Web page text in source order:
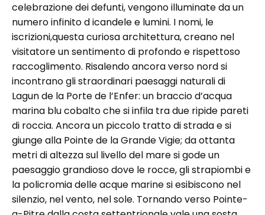
celebrazione dei defunti, vengono illuminate da un
numero infinito d icandele e lumini. I nomi, le
iscrizioni,questa curiosa architettura, creano nel
visitatore un sentimento di profondo e rispettoso
raccoglimento. Risalendo ancora verso nord si
incontrano gli straordinari paesaggi naturali di
Lagun de la Porte de l’Enfer: un braccio d’acqua
marina blu cobalto che si infila tra due ripide pareti
di roccia. Ancora un piccolo tratto di strada e si
giunge alla Pointe de la Grande Vigie; da ottanta
metri di altezza sul livello del mare si gode un
paesaggio grandioso dove le rocce, gli strapiombi e
la policromia delle acque marine si esibiscono nel
silenzio, nel vento, nel sole. Tornando verso Pointe-